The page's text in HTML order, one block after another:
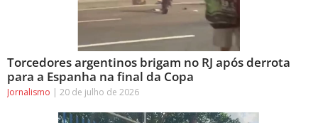
Torcedores argentinos brigam no RJ após derrota
para a Espanha na final da Copa
Jornalismo 20 de julho de 2026